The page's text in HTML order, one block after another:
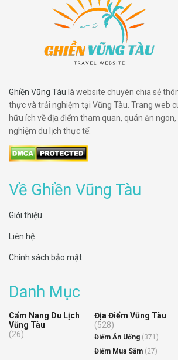
Ghiền Vũng Tàu là website chuyên chia sẻ
thực và trải nghiệm tại Vũng Tàu. Trang web
hữu ích về địa điểm tham quan, quán ăn
nghiệm du lịch thực tế.
Về Ghiền Vũng Tàu
Giới thiệu
Liên hệ
Chính sách bảo mật
Danh Mục
Cẩm Nang Du Lịch
Vũng Tàu
(26)
Địa Điểm Vũng Tàu
(528)
Điểm Ăn Uống (371)
Điểm Mua Sắm (27)